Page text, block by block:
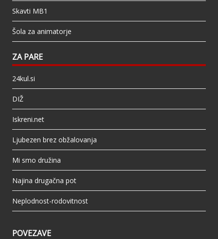
Skavti MB1
Šola za animatorje
ZA PARE
24kul.si
DIŽ
Iskreni.net
Ljubezen brez obžalovanja
Mi smo družina
Najina drugačna pot
Neplodnost-rodovitnost
POVEZAVE